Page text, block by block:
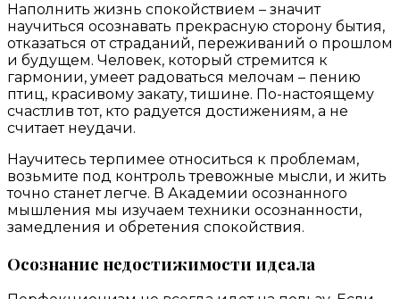
Наполнить жизнь спокойствием – значит
научиться осознавать прекрасную сторону бытия,
отказаться от страданий, переживаний о прошлом
и будущем. Человек, который стремится к
гармонии, умеет радоваться мелочам – пению
птиц, красивому закату, тишине. По-настоящему
счастлив тот, кто радуется достижениям, а не
считает неудачи.
Научитесь терпимее относиться к проблемам,
возьмите под контроль тревожные мысли, и жить
точно станет легче. В Академии осознанного
мышления мы изучаем техники осознанности,
замедления и обретения спокойствия.
Осознание недостижимости идеала